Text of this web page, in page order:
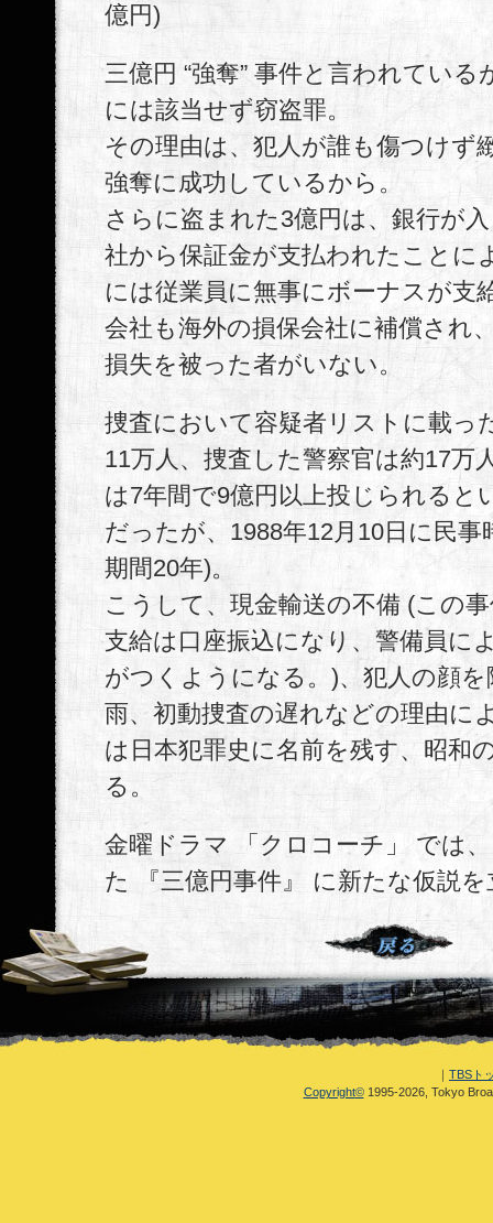
億円)
三億円 “強奪” 事件と言われている
には該当せず窃盗罪。
その理由は、犯人が誰も傷つけず
強奪に成功しているから。
さらに盗まれた3億円は、銀行が
社から保証金が支払われたことに
には従業員に無事にボーナスが支
会社も海外の損保会社に補償され
損失を被った者がいない。
捜査において容疑者リストに載っ
11万人、捜査した警察官は約17万
は7年間で9億円以上投じられると
だったが、1988年12月10日に民事
期間20年)。
こうして、現金輸送の不備 (この
支給は口座振込になり、警備員に
がつくようになる。)、犯人の顔
雨、初動捜査の遅れなどの理由に
は日本犯罪史に名前を残す、昭和
る。
金曜ドラマ 「クロコーチ」 では
た 『三億円事件』 に新たな仮説
｜ TBSト
Copyright© 1995-2026, Tokyo